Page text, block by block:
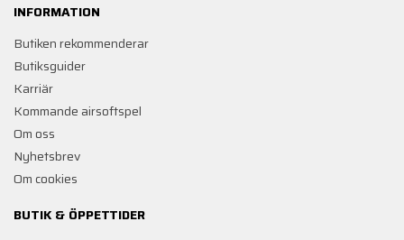
INFORMATION
Butiken rekommenderar
Butiksguider
Karriär
Kommande airsoftspel
Om oss
Nyhetsbrev
Om cookies
BUTIK & ÖPPETTIDER